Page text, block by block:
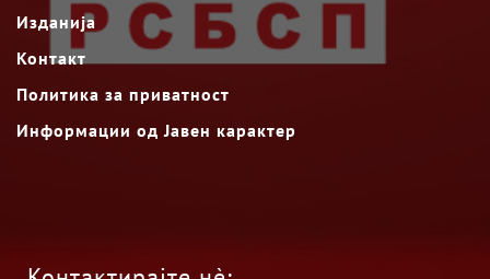
Изданија
Контакт
Политика за приватност
Информации од Јавен карактер